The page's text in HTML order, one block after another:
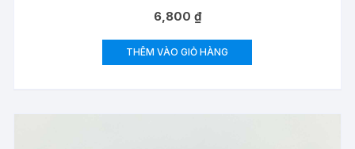
6,800 ₫
THÊM VÀO GIỎ HÀNG